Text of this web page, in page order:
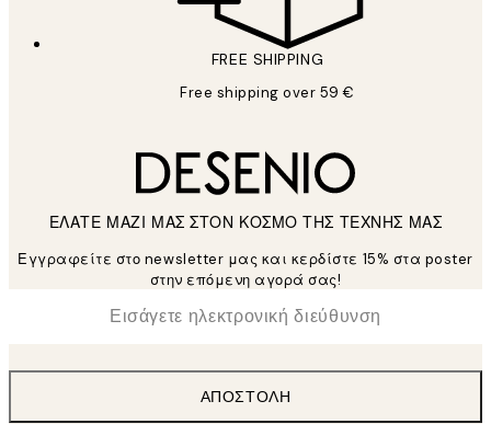
FREE SHIPPING
Free shipping over 59 €
ΕΛΑΤΕ ΜΑΖΙ ΜΑΣ ΣΤΟΝ ΚΟΣΜΟ ΤΗΣ ΤΕΧΝΗΣ ΜΑΣ
Εγγραφείτε στο newsletter μας και κερδίστε 15% στα poster
στην επόμενη αγορά σας!
Ηλεκτρονική Διεύθυνση
ΑΠΟΣΤΟΛΉ